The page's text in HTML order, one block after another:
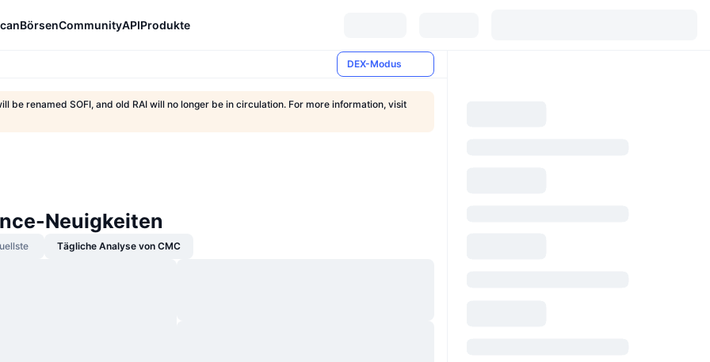
BörsenCommunityAPIProdukte
DEX-Modus
be renamed SOFI, and old RAI will no longer be in circulation. For more information, visit
Neuigkeiten
Tägliche Analyse von CMC